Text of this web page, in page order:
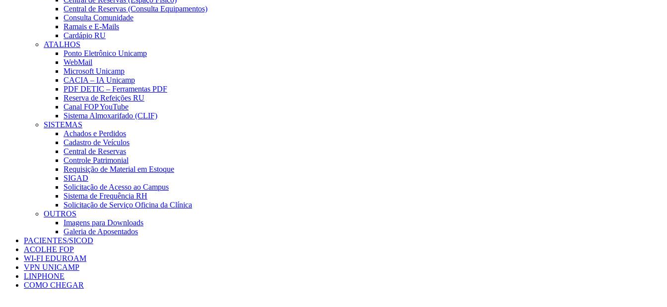
Central de Reservas (Consulta Equipamentos)
Consulta Comunidade
Ramais e E-Mails
Cardápio RU
ATALHOS
Ponto Eletrônico Unicamp
WebMail
Microsoft Unicamp
CACIA – IA Unicamp
PDF DETIC – Ferramentas PDF
Reserva de Refeições RU
Canal FOP YouTube
Sistema Almoxarifado (CLIF)
SISTEMAS
Achados e Perdidos
Cadastro de Veículos
Central de Reservas
Controle Patrimonial
Requisição de Material em Estoque
SIGAD
Solicitação de Acesso ao Campus
Sistema de Frequência RH
Solicitação de Serviço Oficina da Clínica
OUTROS
Imagens para Downloads
Galeria de Aposentados
PACIENTES/SICOD
ACOLHE FOP
WI-FI EDUROAM
VPN UNICAMP
LINPHONE
COMO CHEGAR